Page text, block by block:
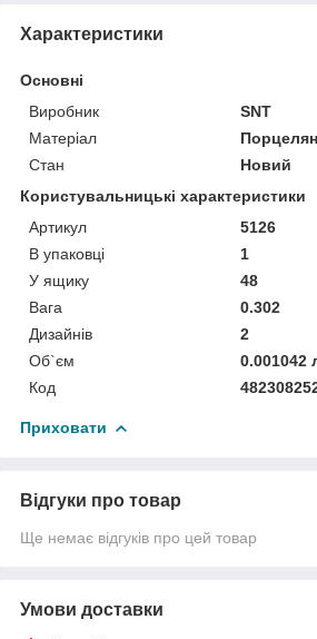
Характеристики
Основні
Виробник
SNT
Матеріал
Стан
Новий
Користувальницькі характеристики
Артикул
5126
В упаковці
1
У ящику
48
Вага
0.302
Дизайнів
2
Об`єм
0.001042
Код
Приховати
Відгуки про товар
Ще немає відгуків про цей товар
Умови доставки